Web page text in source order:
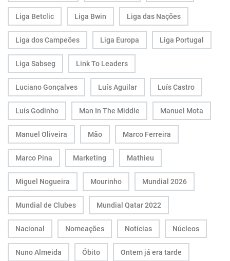
Liga Betclic Liga Bwin Liga das Nações
Liga dos Campeões Liga Europa Liga Portugal
Liga Sabseg Link To Leaders
Luciano Gonçalves Luís Aguilar Luís Castro
Luís Godinho Man In The Middle Manuel Mota
Manuel Oliveira Mão Marco Ferreira
Marco Pina Marketing Mathieu
Miguel Nogueira Mourinho Mundial 2026
Mundial de Clubes Mundial Qatar 2022
Nacional Nomeações Notícias Núcleos
Nuno Almeida Óbito Ontem já era tarde